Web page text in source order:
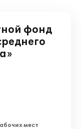
фонд
мест